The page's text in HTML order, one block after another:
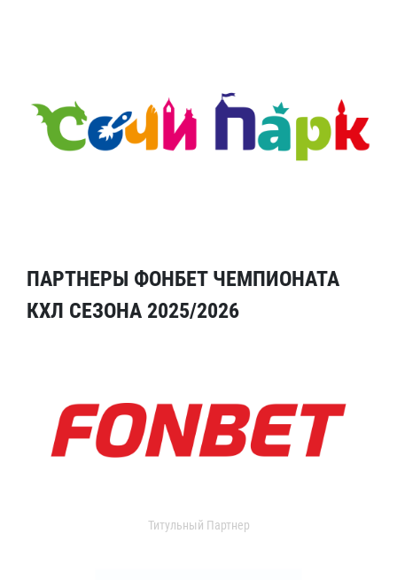
ПАРТНЕРЫ ФОНБЕТ ЧЕМПИОНАТА
КХЛ СЕЗОНА 2025/2026
Титульный Партнер